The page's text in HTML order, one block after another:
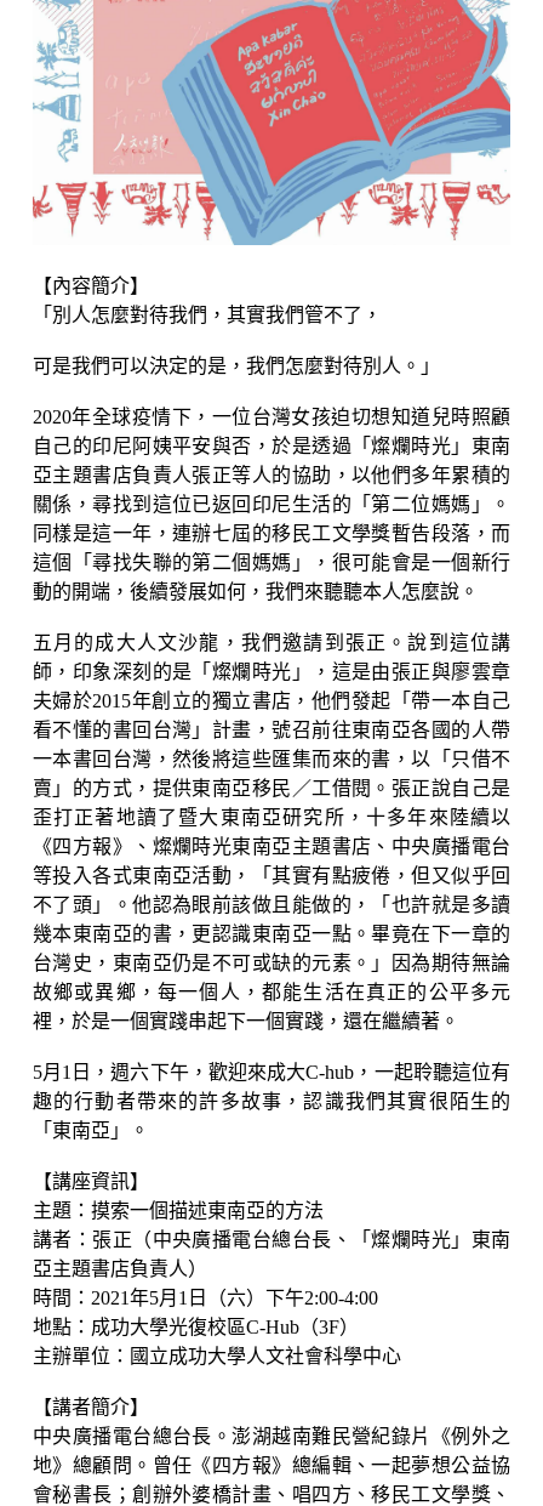
【內容簡介】
「別人怎麼對待我們，其實我們管不了，
可是我們可以決定的是，我們怎麼對待別人。」
2020年全球疫情下，一位台灣女孩迫切想知道兒時照顧
自己的印尼阿姨平安與否，於是透過「燦爛時光」東南
亞主題書店負責人張正等人的協助，以他們多年累積的
關係，尋找到這位已返回印尼生活的「第二位媽媽」。
同樣是這一年，連辦七屆的移民工文學獎暫告段落，而
這個「尋找失聯的第二個媽媽」，很可能會是一個新行
動的開端，後續發展如何，我們來聽聽本人怎麼說。
五月的成大人文沙龍，我們邀請到張正。說到這位講
師，印象深刻的是「燦爛時光」，這是由張正與廖雲章
夫婦於2015年創立的獨立書店，他們發起「帶一本自己
看不懂的書回台灣」計畫，號召前往東南亞各國的人帶
一本書回台灣，然後將這些匯集而來的書，以「只借不
賣」的方式，提供東南亞移民／工借閱。張正說自己是
歪打正著地讀了暨大東南亞研究所，十多年來陸續以
《四方報》、燦爛時光東南亞主題書店、中央廣播電台
等投入各式東南亞活動，「其實有點疲倦，但又似乎回
不了頭」。他認為眼前該做且能做的，「也許就是多讀
幾本東南亞的書，更認識東南亞一點。畢竟在下一章的
台灣史，東南亞仍是不可或缺的元素。」因為期待無論
故鄉或異鄉，每一個人，都能生活在真正的公平多元
裡，於是一個實踐串起下一個實踐，還在繼續著。
5月1日，週六下午，歡迎來成大C-hub，一起聆聽這位有
趣的行動者帶來的許多故事，認識我們其實很陌生的
「東南亞」。
【講座資訊】
主題：摸索一個描述東南亞的方法
講者：張正（中央廣播電台總台長、「燦爛時光」東南
亞主題書店負責人）
時間：2021年5月1日（六）下午2:00-4:00
地點：成功大學光復校區C-Hub（3F）
主辦單位：國立成功大學人文社會科學中心
【講者簡介】
中央廣播電台總台長。澎湖越南難民營紀錄片《例外之
地》總顧問。曾任《四方報》總編輯、一起夢想公益協
會秘書長；創辦外婆橋計畫、唱四方、移民工文學獎、